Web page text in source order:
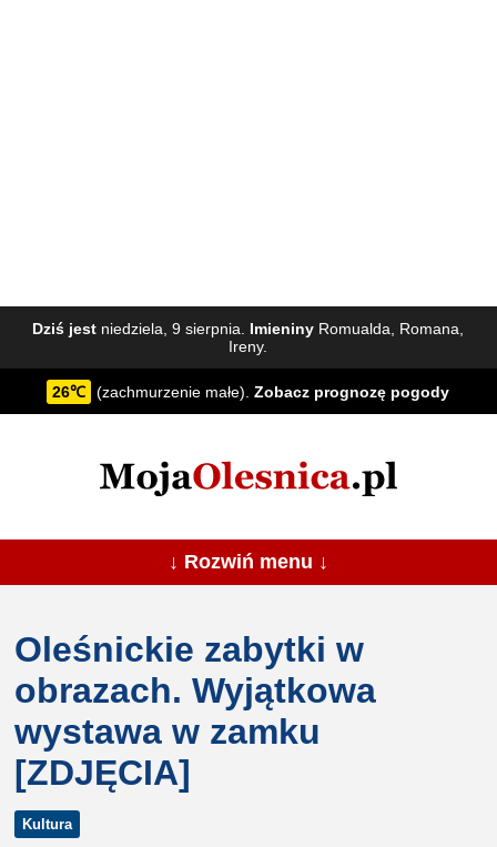
Dziś jest niedziela, 9 sierpnia. Imieniny Romualda, Romana,
Ireny.
26℃ (zachmurzenie małe).Zobacz prognozę pogody
↓ Rozwiń menu ↓
Oleśnickie zabytki w
obrazach. Wyjątkowa
wystawa w zamku
[ZDJĘCIA]
Kultura